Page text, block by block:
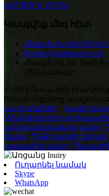
ՀԱՐՑՈՒՄ ՀԻՄԱ
Կապվեք մեզ հետ
Հեռախոս:
Էլ.sales@unitemaker.com
Հասցե:
No.345 YouYi
Չինաստան
© Հեղինակային իրավունք
իրավունքները
ապրանքներ - Կայքի
Չժանգոտվող
անվտանգության ցանց
Ցանց ՊՎՔ ցանցի էկրան
պլաստիկ ցանց
Ուղարկել նամակ
Skype
WhatsApp